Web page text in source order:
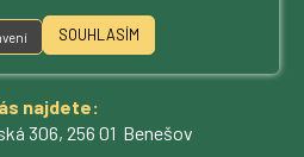
SOUHLASÍM
najdete:
306, 256 01 Benešov